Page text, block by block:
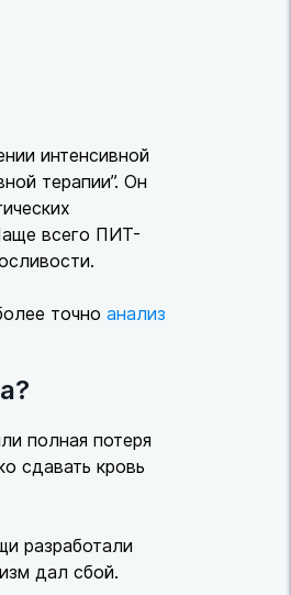
интенсивной
терапии”. Он
всего ПИТ-
точно анализ
полная потеря
сдавать кровь
разработали
дал сбой.